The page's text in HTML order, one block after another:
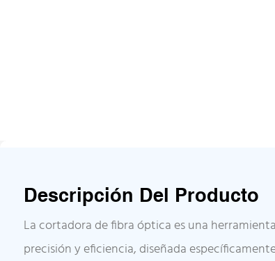
Descripción Del Producto
La cortadora de fibra óptica es una
precisión y eficiencia, diseñada